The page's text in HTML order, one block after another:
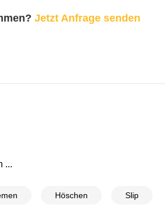
Jetzt Anfrage senden
...
Höschen Slip